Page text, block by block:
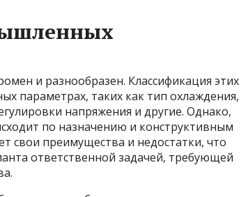
и разнообразен. Классификация этих
параметрах, таких как тип охлаждения,
напряжения и другие. Однако,
по назначению и конструктивным
свои преимущества и недостатки, что
ответственной задачей, требующей